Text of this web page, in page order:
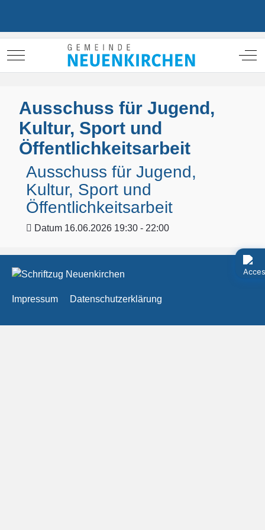
Mobile Menu Toggle Off-
Ausschuss für Jugend,
Kultur, Sport und
Öffentlichkeitsarbeit
Ausschuss für Jugend,
Kultur, Sport und
Öffentlichkeitsarbeit
Datum 16.06.2026 19:30 - 22:00
Impressum Datenschutzerklärung